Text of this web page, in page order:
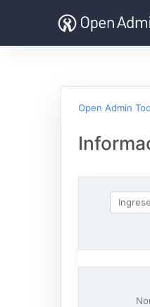
Open Admin